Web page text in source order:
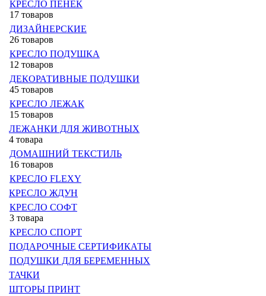
КРЕСЛО ПЕНЕК
17 товаров
ДИЗАЙНЕРСКИЕ
26 товаров
КРЕСЛО ПОДУШКА
12 товаров
ДЕКОРАТИВНЫЕ ПОДУШКИ
45 товаров
КРЕСЛО ЛЕЖАК
15 товаров
ЛЕЖАНКИ ДЛЯ ЖИВОТНЫХ
4 товара
ДОМАШНИЙ ТЕКСТИЛЬ
16 товаров
КРЕСЛО FLEXY
КРЕСЛО ЖДУН
КРЕСЛО СОФТ
3 товара
КРЕСЛО СПОРТ
ПОДАРОЧНЫЕ СЕРТИФИКАТЫ
ПОДУШКИ ДЛЯ БЕРЕМЕННЫХ
ТАЧКИ
ШТОРЫ ПРИНТ